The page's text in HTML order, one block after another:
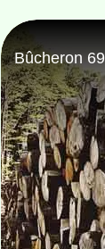
Entreprise